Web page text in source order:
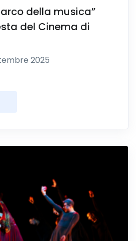
della musica”
del Cinema di
2025